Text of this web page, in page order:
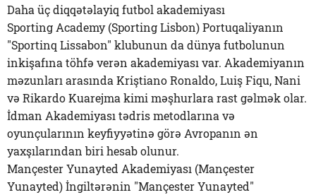
Daha üç diqqətəlayiq futbol akademiyası
Sporting Academy (Sporting Lisbon) Portuqaliyanın
"Sportinq Lissabon" klubunun da dünya futbolunun
inkişafına töhfə verən akademiyası var. Akademiyanın
məzunları arasında Kriştiano Ronaldo, Luiş Fiqu, Nani
və Rikardo Kuarejma kimi məşhurlara rast gəlmək olar.
İdman Akademiyası tədris metodlarına və
oyunçularının keyfiyyətinə görə Avropanın ən
yaxşılarından biri hesab olunur.
Mançester Yunayted Akademiyası (Mançester
Yunayted) İngiltərənin "Mançester Yunayted"